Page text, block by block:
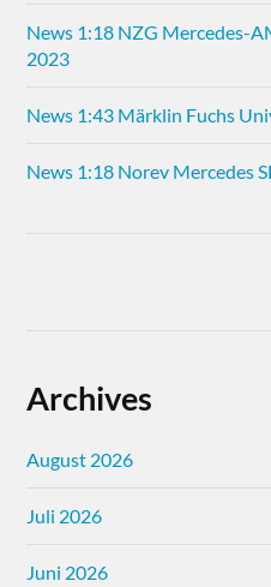
News 1:18 NZG Mercedes-
2023
News 1:43 Märklin Fuchs
News 1:18 Norev Mercedes
Archives
August 2026
Juli 2026
Juni 2026